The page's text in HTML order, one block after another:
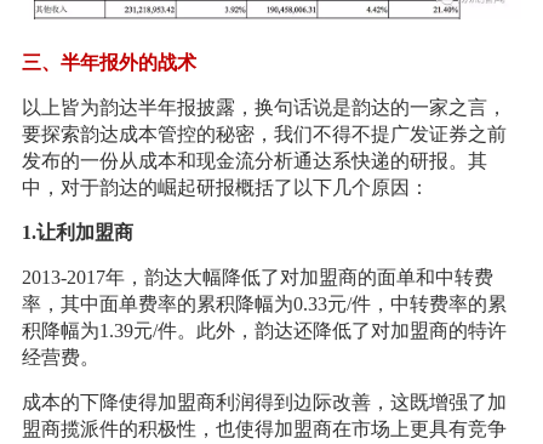
三、半年报外的战术
以上皆为韵达半年报披露，换句话说是韵达的一家之言，
要探索韵达成本管控的秘密，我们不得不提广发证券之前
发布的一份从成本和现金流分析通达系快递的研报。其
中，对于韵达的崛起研报概括了以下几个原因：
1.让利加盟商
2013-2017年，韵达大幅降低了对加盟商的面单和中转费
率，其中面单费率的累积降幅为0.33元/件，中转费率的累
积降幅为1.39元/件。此外，韵达还降低了对加盟商的特许
经营费。
成本的下降使得加盟商利润得到边际改善，这既增强了加
盟商揽派件的积极性，也使得加盟商在市场上更具有竞争